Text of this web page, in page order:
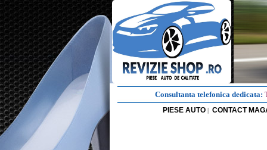
Consultanta telefonica dedicata:
PIESE AUTO | CONTACT